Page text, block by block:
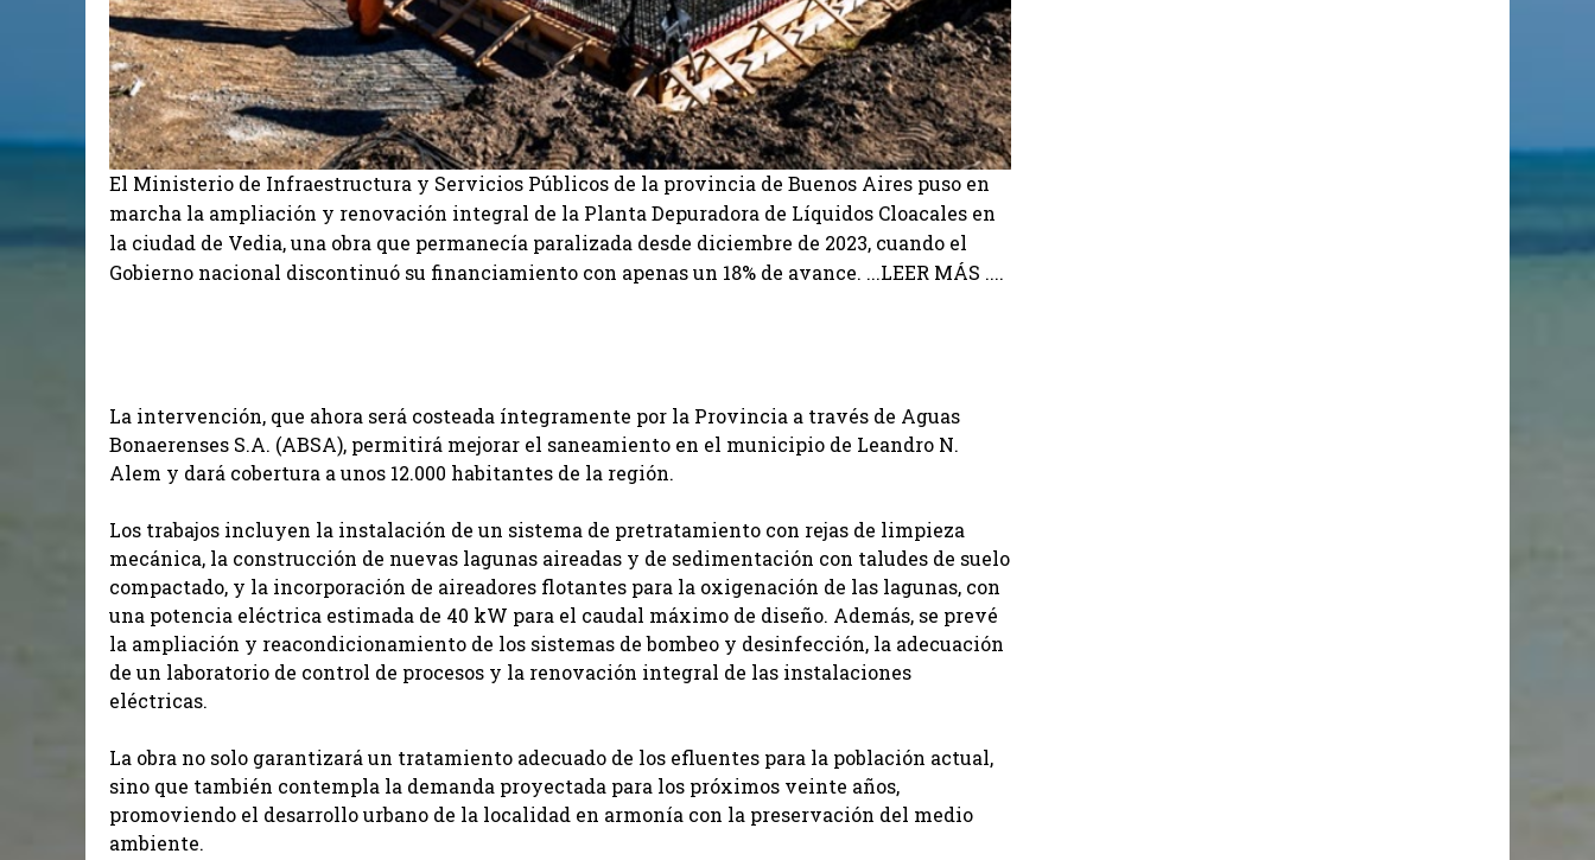
El Ministerio de Infraestructura y Servicios Públicos de la provincia de Buenos Aires puso en
marcha la ampliación y renovación integral de la Planta Depuradora de Líquidos Cloacales en
la ciudad de Vedia, una obra que permanecía paralizada desde diciembre de 2023, cuando el
Gobierno nacional discontinuó su financiamiento con apenas un 18% de avance. ...LEER MÁS ....
La intervención, que ahora será costeada íntegramente por la Provincia a través de Aguas
Bonaerenses S.A. (ABSA), permitirá mejorar el saneamiento en el municipio de Leandro N.
Alem y dará cobertura a unos 12.000 habitantes de la región.
Los trabajos incluyen la instalación de un sistema de pretratamiento con rejas de limpieza
mecánica, la construcción de nuevas lagunas aireadas y de sedimentación con taludes de suelo
compactado, y la incorporación de aireadores flotantes para la oxigenación de las lagunas, con
una potencia eléctrica estimada de 40 kW para el caudal máximo de diseño. Además, se prevé
la ampliación y reacondicionamiento de los sistemas de bombeo y desinfección, la adecuación
de un laboratorio de control de procesos y la renovación integral de las instalaciones
eléctricas.
La obra no solo garantizará un tratamiento adecuado de los efluentes para la población actual,
sino que también contempla la demanda proyectada para los próximos veinte años,
promoviendo el desarrollo urbano de la localidad en armonía con la preservación del medio
ambiente.